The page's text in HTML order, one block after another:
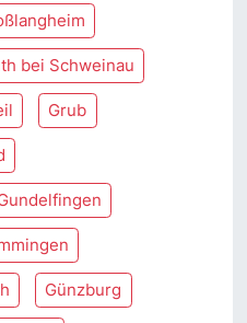
bei Schweinau
Grub
Günzburg